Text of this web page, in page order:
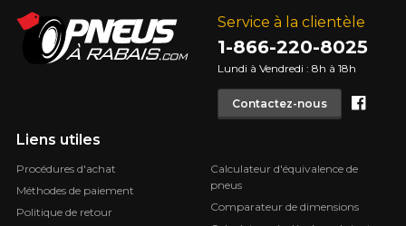
Service à la clientèle
1-866-220-8025
Lundi à Vendredi : 8h à 18h
Contactez-nous
Liens utiles
Procédures d'achat
Méthodes de paiement
Politique de retour
Calculateur d'équivalence de
pneus
Comparateur de dimensions